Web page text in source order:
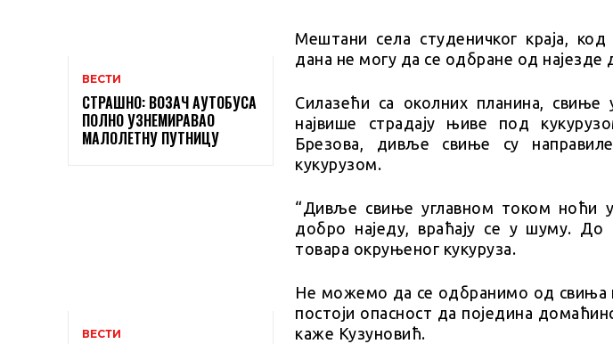
ВЕСТИ
СТРАШНО: ВОЗАЧ АУТОБУСА
ПОЛНО УЗНЕМИРАВАО
МАЛОЛЕТНУ ПУТНИЦУ
ВЕСТИ
Мештани села студеничког краја,
дана не могу да се одбране од најезде
Силазећи са околних планина, свиње
највише страдају њиве под
Брезова, дивље свиње су
кукурузом.
“Дивље свиње углавном током ноћи
добро наједу, враћају се у шуму.
товара окруњеног кукуруза.
Не можемо да се одбранимо од свиња
постоји опасност да поједина
каже Кузуновић.